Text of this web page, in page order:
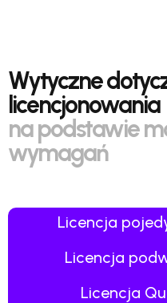
Wytyczne
licencjonowania
na podstawie
wymagań
Licencja
Licencja
Licencja